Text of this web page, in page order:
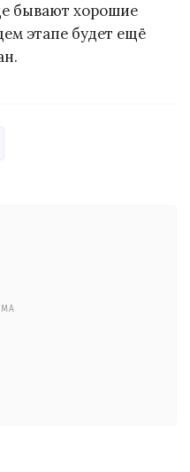
бывают хорошие
этапе будет ещё